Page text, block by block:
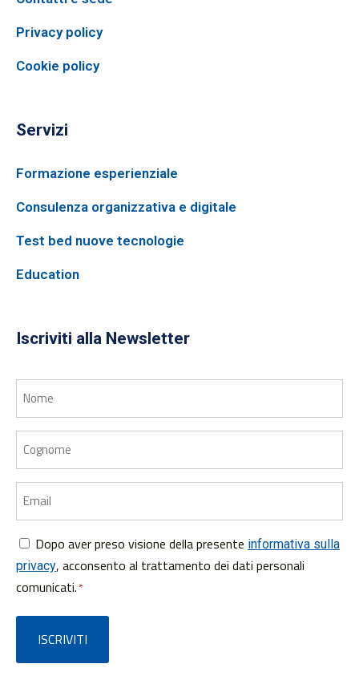
Privacy policy
Cookie policy
Servizi
Formazione esperienziale
Consulenza organizzativa e digitale
Test bed nuove tecnologie
Education
Iscriviti alla Newsletter
Nome
Cognome
Email
Consenso
*
Dopo aver preso visione della presente informativa sulla
privacy, acconsento al trattamento dei dati personali
comunicati.*